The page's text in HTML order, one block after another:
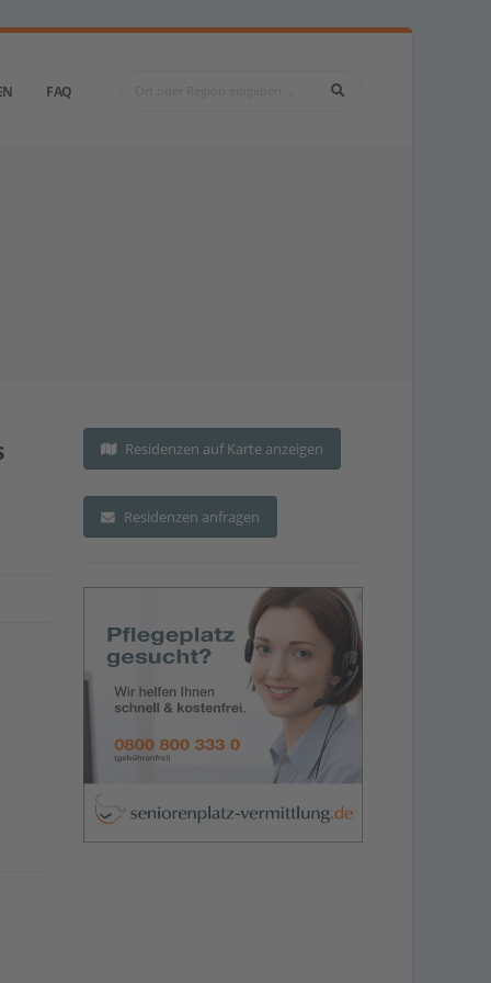
FAQ
Residenzen auf Karte anzeigen
Residenzen anfragen